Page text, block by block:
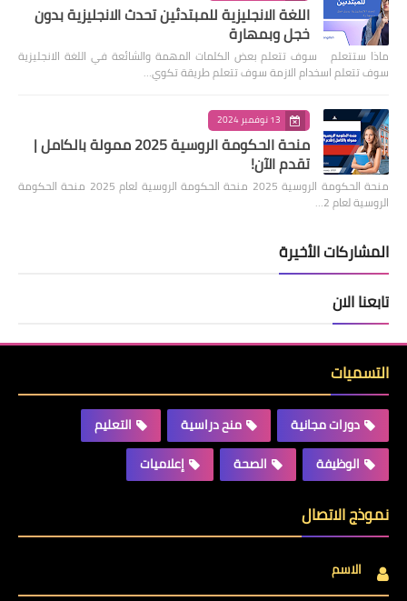
اللغة الانجليزية للمبتدئين تحدث الانجليزية بدون
خجل وبمهارة
ماذا ستتعلم سوف تتعلم بعض الكلمات المهمة والشائعة في اللغة الانجليزية
سوف تتعلم اسخدام الازمة سوف تتعلم طريقة تكوي…
13 نوفمبر 2024
منحة الحكومة الروسية 2025 ممولة بالكامل |
تقدم الآن!
منحة الحكومة الروسية 2025 منحة الحكومة الروسية لعام 2025 منحة الحكومة
الروسية لعام 2…
المشاركات الأخيرة
تابعنا الان
التسميات
دورات مجانية منح دراسية
التعليم
الوظيفة
الصحة إعلاميات
نموذج الاتصال
الاسم